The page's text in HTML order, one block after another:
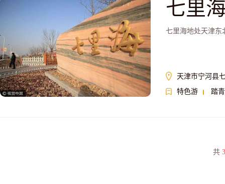
七里
七里海地处天津东
天津市宁河县
特色游
踏青
共